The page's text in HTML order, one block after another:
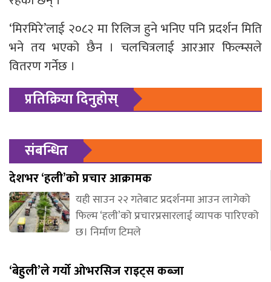
‘मिरमिरे’लाई २०८२ मा रिलिज हुने भनिए पनि प्रदर्शन मिति
भने तय भएको छैन । चलचित्रलाई आरआर फिल्म्सले
वितरण गर्नेछ ।
प्रतिक्रिया दिनुहोस्
संबन्धित
देशभर ‘हली’को प्रचार आक्रामक
यही साउन २२ गतेबाट प्रदर्शनमा आउन लागेको
फिल्म ‘हली’को प्रचारप्रसारलाई व्यापक पारिएको
छ। निर्माण टिमले
‘बेहुली’ले गर्यो ओभरसिज राइट्स कब्जा